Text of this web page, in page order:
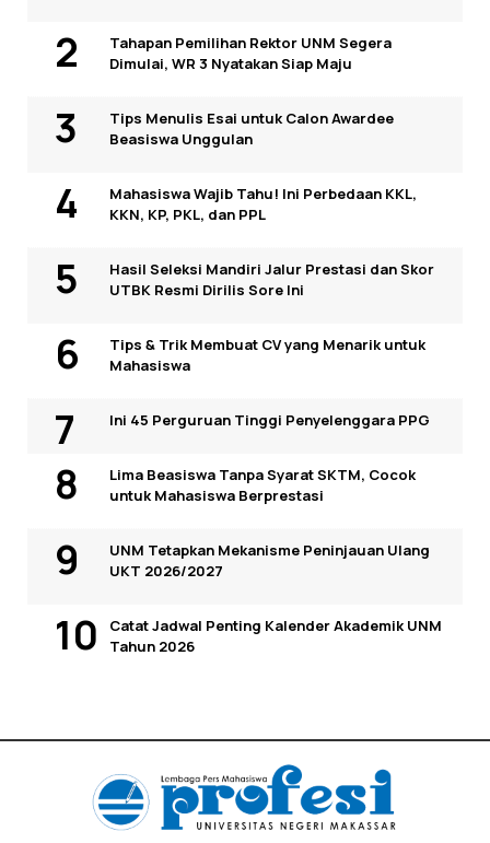
Tahapan Pemilihan Rektor UNM Segera
Dimulai, WR 3 Nyatakan Siap Maju
Tips Menulis Esai untuk Calon Awardee
Beasiswa Unggulan
Mahasiswa Wajib Tahu! Ini Perbedaan KKL,
KKN, KP, PKL, dan PPL
Hasil Seleksi Mandiri Jalur Prestasi dan Skor
UTBK Resmi Dirilis Sore Ini
Tips & Trik Membuat CV yang Menarik untuk
Mahasiswa
Ini 45 Perguruan Tinggi Penyelenggara PPG
Lima Beasiswa Tanpa Syarat SKTM, Cocok
untuk Mahasiswa Berprestasi
UNM Tetapkan Mekanisme Peninjauan Ulang
UKT 2026/2027
Catat Jadwal Penting Kalender Akademik UNM
Tahun 2026